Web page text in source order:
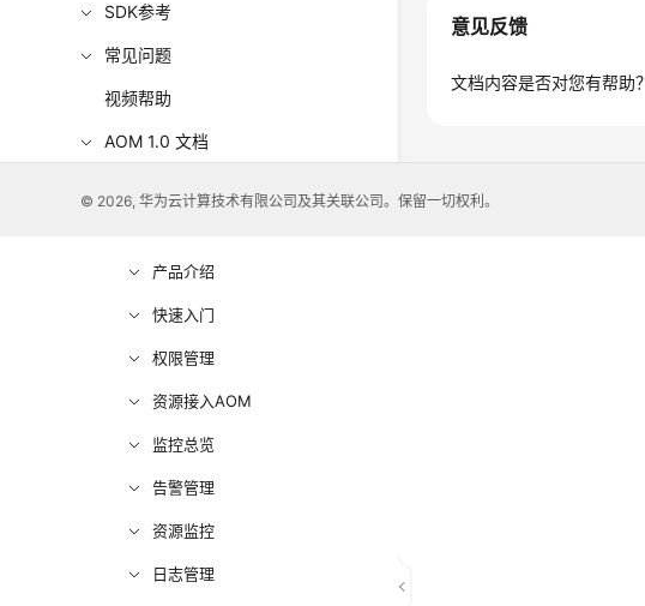
SDK参考
常见问题
视频帮助
AOM 1.0 文档
产品介绍
快速入门
权限管理
资源接入AOM
监控总览
告警管理
资源监控
日志管理
意见反馈
文档内容是否对您有帮助？
© 2026, 华为云计算技术有限公司及其关联公司。保留一切权利。